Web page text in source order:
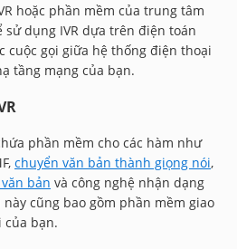
hoặc phần mềm của trung tâm
sử dụng IVR dựa trên điện toán
cuộc gọi giữa hệ thống điện thoại
tầng mạng của bạn.
phần mềm cho các hàm như
chuyển văn bản thành giọng nói,
bản và công nghệ nhận dạng
cũng bao gồm phần mềm giao
bạn.